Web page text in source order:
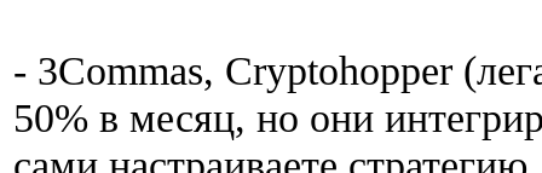
- 3Commas, Cryptohopper
50% в месяц, но они